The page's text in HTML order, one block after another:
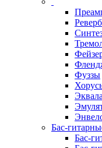
Фуззы
Бас-
Бас-